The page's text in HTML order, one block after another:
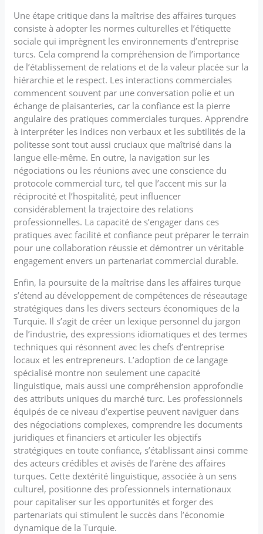
Une étape critique dans la maîtrise des affaires turques
consiste à adopter les normes culturelles et l’étiquette
sociale qui imprègnent les environnements d’entreprise
turcs. Cela comprend la compréhension de l’importance
de l’établissement de relations et de la valeur placée sur la
hiérarchie et le respect. Les interactions commerciales
commencent souvent par une conversation polie et un
échange de plaisanteries, car la confiance est la pierre
angulaire des pratiques commerciales turques. Apprendre
à interpréter les indices non verbaux et les subtilités de la
politesse sont tout aussi cruciaux que maîtrisé dans la
langue elle-même. En outre, la navigation sur les
négociations ou les réunions avec une conscience du
protocole commercial turc, tel que l’accent mis sur la
réciprocité et l’hospitalité, peut influencer
considérablement la trajectoire des relations
professionnelles. La capacité de s’engager dans ces
pratiques avec facilité et confiance peut préparer le terrain
pour une collaboration réussie et démontrer un véritable
engagement envers un partenariat commercial durable.
Enfin, la poursuite de la maîtrise dans les affaires turque
s’étend au développement de compétences de réseautage
stratégiques dans les divers secteurs économiques de la
Turquie. Il s’agit de créer un lexique personnel du jargon
de l’industrie, des expressions idiomatiques et des termes
techniques qui résonnent avec les chefs d’entreprise
locaux et les entrepreneurs. L’adoption de ce langage
spécialisé montre non seulement une capacité
linguistique, mais aussi une compréhension approfondie
des attributs uniques du marché turc. Les professionnels
équipés de ce niveau d’expertise peuvent naviguer dans
des négociations complexes, comprendre les documents
juridiques et financiers et articuler les objectifs
stratégiques en toute confiance, s’établissant ainsi comme
des acteurs crédibles et avisés de l’arène des affaires
turques. Cette dextérité linguistique, associée à un sens
culturel, positionne des professionnels internationaux
pour capitaliser sur les opportunités et forger des
partenariats qui stimulent le succès dans l’économie
dynamique de la Turquie.